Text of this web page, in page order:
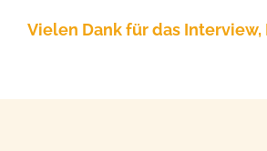
Vielen Dank für das Interview,